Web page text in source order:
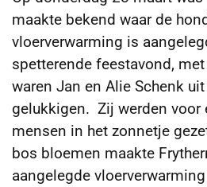
maakte bekend waar de
vloerverwarming is
spetterende feestavond,
waren Jan en Alie Schenk
gelukkigen. Zij werden voor
mensen in het zonnetje
bos bloemen maakte
aangelegde